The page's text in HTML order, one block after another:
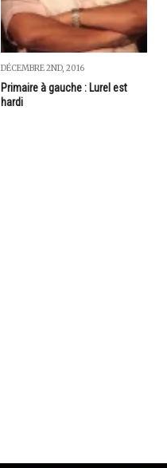
DÉCEMBRE 2ND, 2016
Primaire à gauche : Lurel est
hardi